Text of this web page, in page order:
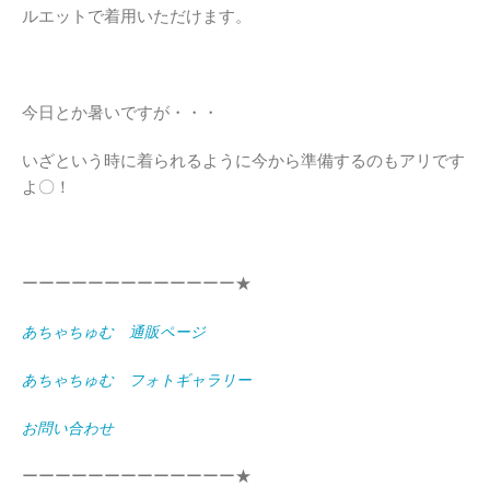
ルエットで着用いただけます。
今日とか暑いですが・・・
いざという時に着られるように今から準備するのもアリです
よ〇！
ーーーーーーーーーーーーー★
あちゃちゅむ 通販ページ
あちゃちゅむ フォトギャラリー
お問い合わせ
ーーーーーーーーーーーーー★